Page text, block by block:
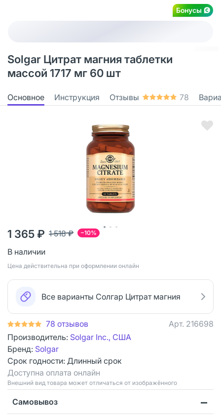
Бонусы
Solgar Цитрат магния таблетки
массой 1717 мг 60 шт
Основное Инструкция Отзывы 78
−10%
1 518 ₽
1 365 ₽
В наличии
Цена действительна при оформлении онлайн
Все варианты Солгар Цитрат магния
78 отзывов Арт. 216698
Производитель: Solgar Inc., США
Бренд: Solgar
Срок годности: Длинный срок
Доступна оплата онлайн
Bнешний вид товара может отличаться от изображённого
Самовывоз